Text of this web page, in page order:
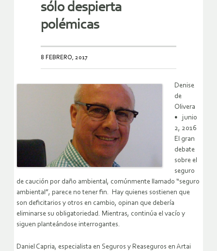
sólo despierta
polémicas
8 FEBRERO, 2017
Denise
de
Olivera
• junio
2, 2016
El gran
debate
sobre el
seguro
de caución por daño ambiental, comúnmente llamado “seguro
ambiental”, parece no tener fin. Hay quienes sostienen que
son deficitarios y otros en cambio, opinan que debería
eliminarse su obligatoriedad. Mientras, continúa el vacío y
siguen planteándose interrogantes.
Daniel Capria, especialista en Seguros y Reaseguros en Artai